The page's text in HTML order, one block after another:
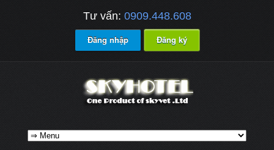
Tư vấn: 0909.448.608
Đăng nhập Đăng ký